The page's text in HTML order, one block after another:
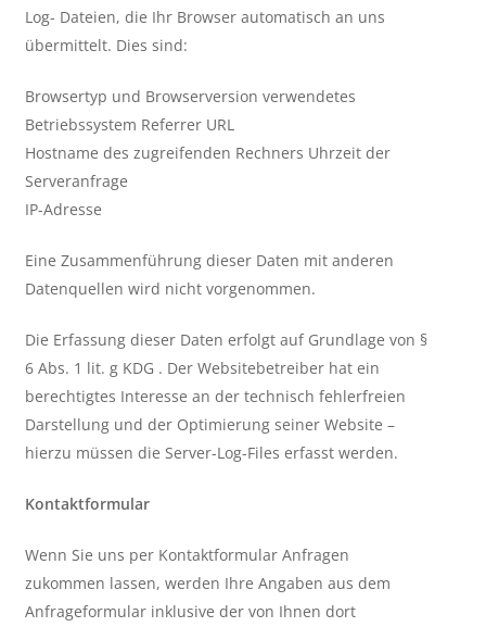
Log- Dateien, die Ihr Browser automatisch an uns
übermittelt. Dies sind:
Browsertyp und Browserversion verwendetes
Betriebssystem Referrer URL
Hostname des zugreifenden Rechners Uhrzeit der
Serveranfrage
IP-Adresse
Eine Zusammenführung dieser Daten mit anderen
Datenquellen wird nicht vorgenommen.
Die Erfassung dieser Daten erfolgt auf Grundlage von §
6 Abs. 1 lit. g KDG . Der Websitebetreiber hat ein
berechtigtes Interesse an der technisch fehlerfreien
Darstellung und der Optimierung seiner Website –
hierzu müssen die Server-Log-Files erfasst werden.
Kontaktformular
Wenn Sie uns per Kontaktformular Anfragen
zukommen lassen, werden Ihre Angaben aus dem
Anfrageformular inklusive der von Ihnen dort